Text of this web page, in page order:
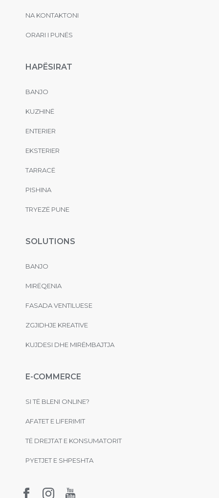
NA KONTAKTONI
ORARI I PUNËS
HAPËSIRAT
BANJO
KUZHINË
ENTERIER
EKSTERIER
TARRACË
PISHINA
TRYEZË PUNE
SOLUTIONS
BANJO
MIRËQENIA
FASADA VENTILUESE
ZGJIDHJE KREATIVE
KUJDESI DHE MIRËMBAJTJA
E-COMMERCE
SI TË BLENI ONLINE?
AFATET E LIFERIMIT
TË DREJTAT E KONSUMATORIT
PYETJET E SHPESHTA